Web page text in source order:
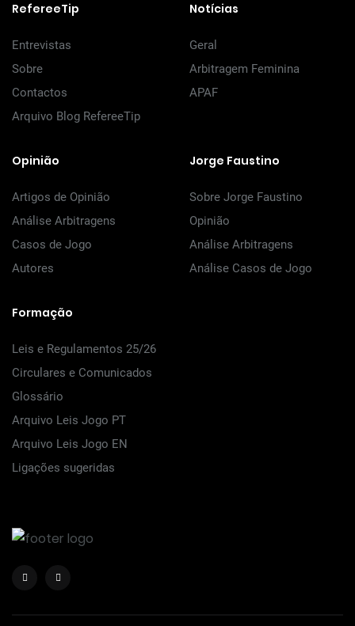
RefereeTip
Entrevistas
Sobre
Contactos
Arquivo Blog RefereeTip
Notícias
Geral
Arbitragem Feminina
APAF
Opinião
Artigos de Opinião
Análise Arbitragens
Casos de Jogo
Autores
Jorge Faustino
Sobre Jorge Faustino
Opinião
Análise Arbitragens
Análise Casos de Jogo
Formação
Leis e Regulamentos 25/26
Circulares e Comunicados
Glossário
Arquivo Leis Jogo PT
Arquivo Leis Jogo EN
Ligações sugeridas